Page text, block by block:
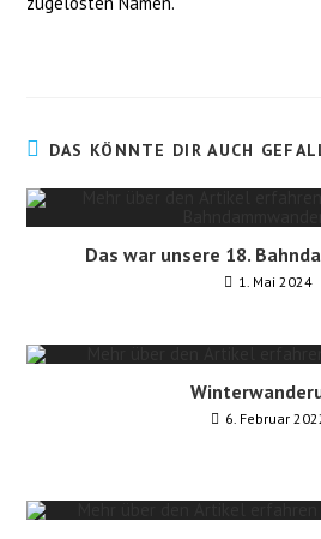
DAS KÖNNTE DIR AUCH
Das war unsere 18.
1. Mai 2024
6. Februar